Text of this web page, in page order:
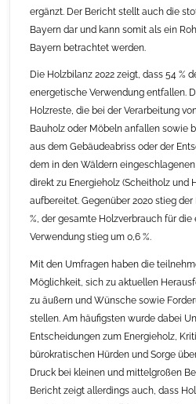
ergänzt. Der Bericht stellt auch die
Bayern dar und kann somit als ein
Bayern betrachtet werden.
Die Holzbilanz 2022 zeigt, dass 54 %
energetische Verwendung entfallen.
Holzreste, die bei der Verarbeitung
Bauholz oder Möbeln anfallen sowie
aus dem Gebäudeabriss oder der
dem in den Wäldern
direkt zu Energieholz (Scheitholz und
aufbereitet. Gegenüber 2020 stieg
%, der gesamte Holzverbrauch für
Verwendung stieg um 0,6 %.
Mit den Umfragen haben die
Möglichkeit, sich zu aktuellen
zu äußern und Wünsche sowie
stellen. Am häufigsten wurde dabei
Entscheidungen zum Energieholz,
bürokratischen Hürden und Sorge
Druck bei kleinen und mittelgroßen
Bericht zeigt allerdings auch, dass